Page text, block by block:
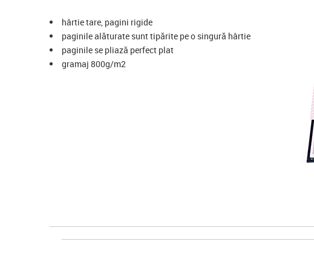
hârtie tare, pagini rigide
paginile alăturate sunt tipărite pe o singură hârtie
paginile se pliază perfect plat
gramaj 800g/m2